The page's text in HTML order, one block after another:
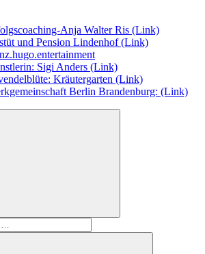
Anja Walter Ris (Link)
und Pension Lindenhof (Link)
Sigi Anders (Link)
Kräutergarten (Link)
Berlin Brandenburg: (Link)